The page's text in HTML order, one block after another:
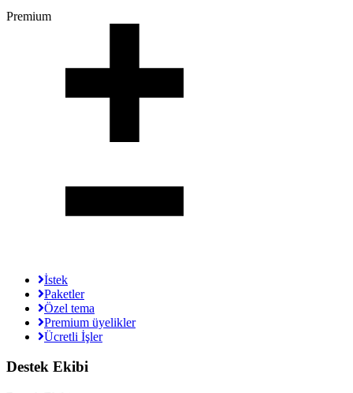
Premium
İstek
Paketler
Özel tema
Premium üyelikler
Ücretli İşler
Destek Ekibi